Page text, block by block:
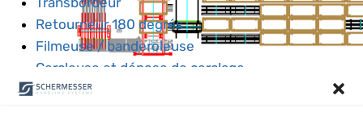
Retourneur 180 degrés
Filmeuse / banderoleuse
Cercleuse et dépose de cerclage
empileur et dépileur de panneaux